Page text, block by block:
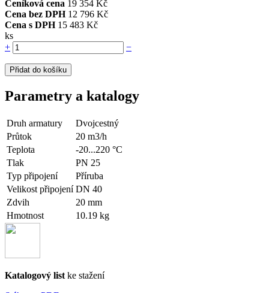
Ceníková cena 19 354 Kč
Cena bez DPH 12 796 Kč
Cena s DPH 15 483 Kč
ks
+
−
Přidat do košíku
Parametry a katalogy
Druh armatury
Dvojcestný
Průtok
20 m3/h
Teplota
-20...220 °C
Tlak
PN 25
Typ připojení
Příruba
Velikost připojení DN 40
Zdvih
20 mm
Hmotnost
10.19 kg
Katalogový list ke stažení